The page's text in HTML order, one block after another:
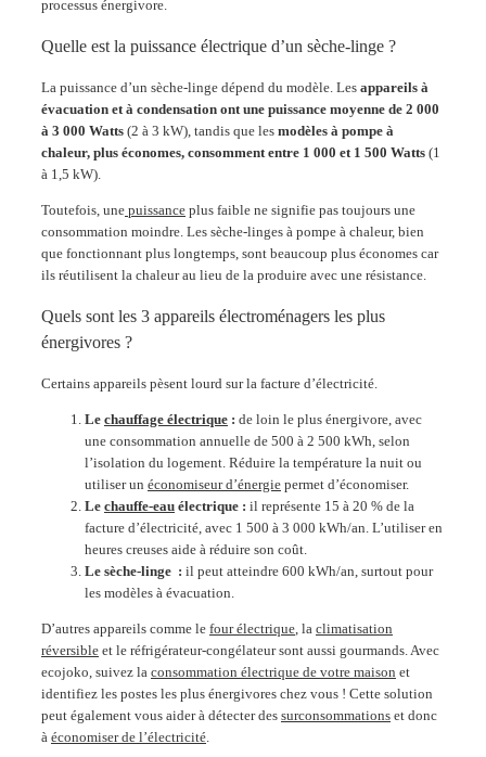
processus énergivore.
Quelle est la puissance électrique d’un sèche-linge ?
La puissance d’un sèche-linge dépend du modèle. Les appareils à
évacuation et à condensation ont une puissance moyenne de 2 000
à 3 000 Watts (2 à 3 kW), tandis que les modèles à pompe à
chaleur, plus économes, consomment entre 1 000 et 1 500 Watts (1
à 1,5 kW)​.
Toutefois, une puissance plus faible ne signifie pas toujours une
consommation moindre. Les sèche-linges à pompe à chaleur, bien
que fonctionnant plus longtemps, sont beaucoup plus économes car
ils réutilisent la chaleur au lieu de la produire avec une résistance.
Quels sont les 3 appareils électroménagers les plus
énergivores ?
Certains appareils pèsent lourd sur la facture d’électricité.
Le chauffage électrique : de loin le plus énergivore, avec
une consommation annuelle de 500 à 2 500 kWh, selon
l’isolation du logement. Réduire la température la nuit ou
utiliser un économiseur d’énergie permet d’économiser.
Le chauffe-eau électrique : il représente 15 à 20 % de la
facture d’électricité, avec 1 500 à 3 000 kWh/an. L’utiliser en
heures creuses aide à réduire son coût.
Le sèche-linge : il peut atteindre 600 kWh/an, surtout pour
les modèles à évacuation.
D’autres appareils comme le four électrique , la climatisation
réversible et le réfrigérateur-congélateursont aussi gourmands. Avec
ecojoko, suivez la consommation électrique de votre maison et
identifiez les postes les plus énergivores chez vous ! Cette solution
peut également vous aider à détecter des surconsommations ​ et donc
à économiser de l’électricité